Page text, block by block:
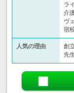
ラ
介
ヴ
宿
人気の理由
創
先